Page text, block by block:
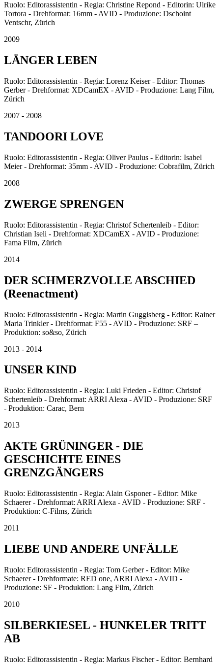
Ruolo: Editorassistentin - Regia: Christine Repond - Editorin: Ulrike
Tortora - Drehformat: 16mm - AVID - Produzione: Dschoint
Ventschr, Zürich
2009
LÄNGER LEBEN
Ruolo: Editorassistentin - Regia: Lorenz Keiser - Editor: Thomas
Gerber - Drehformat: XDCamEX - AVID - Produzione: Lang Film,
Zürich
2007 - 2008
TANDOORI LOVE
Ruolo: Editorassistentin - Regia: Oliver Paulus - Editorin: Isabel
Meier - Drehformat: 35mm - AVID - Produzione: Cobrafilm, Zürich
2008
ZWERGE SPRENGEN
Ruolo: Editorassistentin - Regia: Christof Schertenleib - Editor:
Christian Iseli - Drehformat: XDCamEX - AVID - Produzione:
Fama Film, Zürich
2014
DER SCHMERZVOLLE ABSCHIED
(Reenactment)
Ruolo: Editorassistentin - Regia: Martin Guggisberg - Editor: Rainer
Maria Trinkler - Drehformat: F55 - AVID - Produzione: SRF –
Produktion: so&so, Zürich
2013 - 2014
UNSER KIND
Ruolo: Editorassistentin - Regia: Luki Frieden - Editor: Christof
Schertenleib - Drehformat: ARRI Alexa - AVID - Produzione: SRF
- Produktion: Carac, Bern
2013
AKTE GRÜNINGER - DIE
GESCHICHTE EINES
GRENZGÄNGERS
Ruolo: Editorassistentin - Regia: Alain Gsponer - Editor: Mike
Schaerer - Drehformat: ARRI Alexa - AVID - Produzione: SRF -
Produktion: C-Films, Zürich
2011
LIEBE UND ANDERE UNFÄLLE
Ruolo: Editorassistentin - Regia: Tom Gerber - Editor: Mike
Schaerer - Drehformate: RED one, ARRI Alexa - AVID -
Produzione: SF - Produktion: Lang Film, Zürich
2010
SILBERKIESEL - HUNKELER TRITT
AB
Ruolo: Editorassistentin - Regia: Markus Fischer - Editor: Bernhard